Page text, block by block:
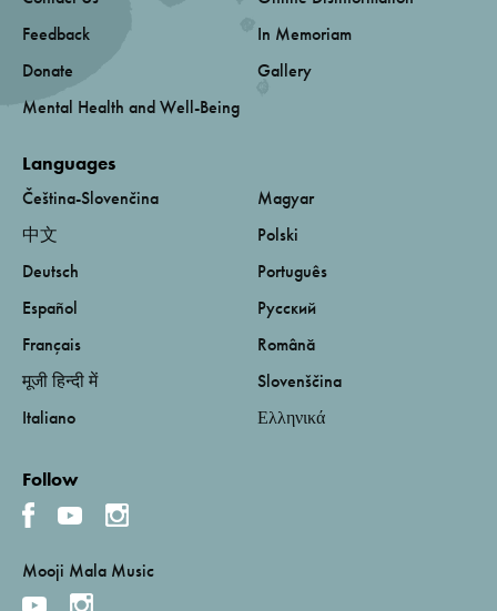
Feedback
Donate
Mental Health and Well-Being
In Memoriam
Gallery
Languages
Čeština-Slovenčina
中文
Deutsch
Español
Français
मूजी हिन्दी में
Italiano
Magyar
Polski
Português
Русский
Română
Slovenščina
Ελληνικά
Follow
Mooji Mala Music